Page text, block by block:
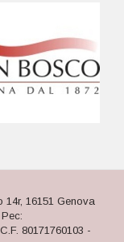
16151 Genova
80171760103 -